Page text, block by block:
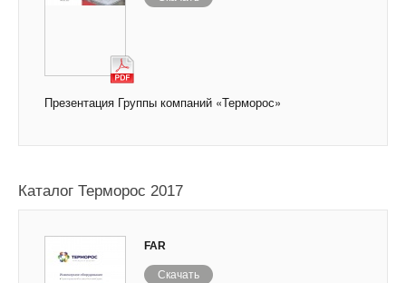
Презентация Группы компаний «Терморос»
Каталог Терморос 2017
FAR
Скачать